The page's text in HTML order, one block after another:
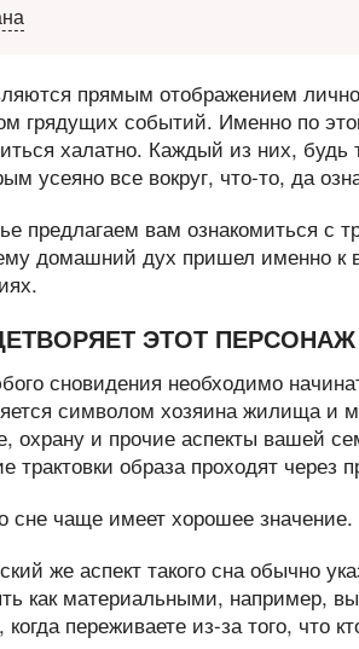
прямым отображением
грядущих событий. Именно по
халатно. Каждый из них, будь
усеяно все вокруг, что-то, да
предлагаем вам ознакомиться с
домашний дух пришел именно к
ЭТОТ ПЕРСОНАЖ
сновидения необходимо
символом хозяина жилища и
охрану и прочие аспекты вашей
трактовки образа проходят
же аспект такого сна обычно
как материальными, например,
переживаете из-за того, что